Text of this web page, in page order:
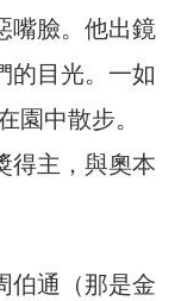
嘴臉。他出鏡
的目光。一如
園中散步。
得主，與奧本
伯通（那是金